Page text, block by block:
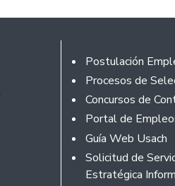
Footer
Postulación
Procesos de
Concursos de
Portal de
Guía Web Usach
Solicitud de
Estratégica